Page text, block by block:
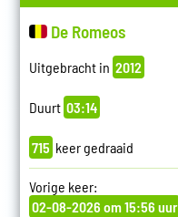
De Romeos
Uitgebracht in 2012
Duurt 03:14
715 keer gedraaid
Vorige keer:
02-08-2026 om 15:56 uur